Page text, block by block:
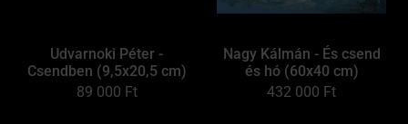
Udvarnoki Péter -
Csendben (9,5x20,5 cm)
89 000 Ft
Nagy Kálmán - És csend
és hó (60x40 cm)
432 000 Ft